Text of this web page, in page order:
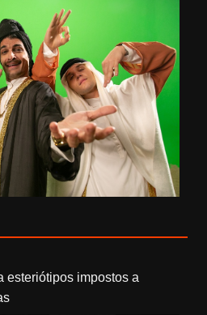
esteriótipos impostos a